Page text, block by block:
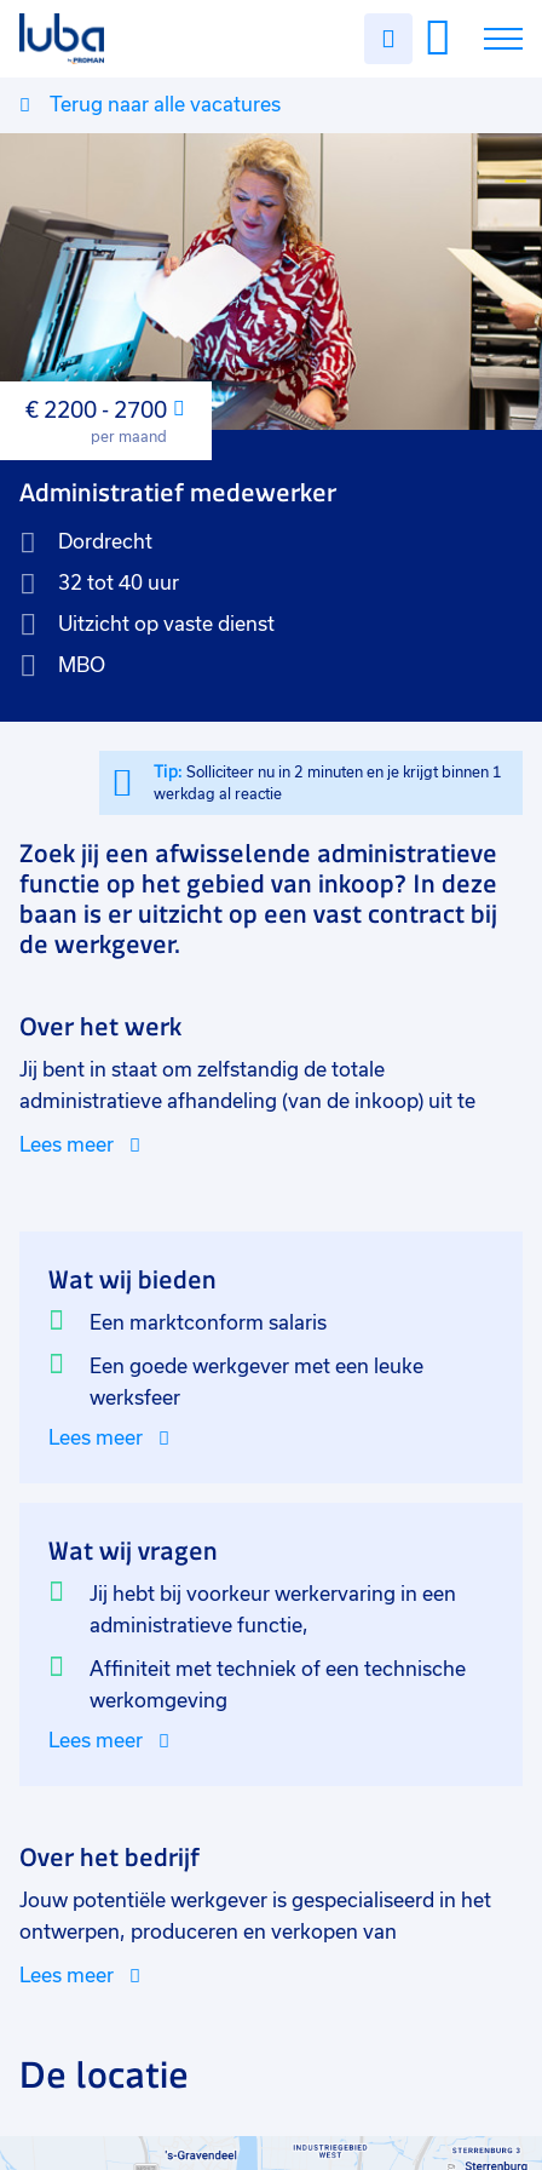
Uren
Vacatures
Voor werkgevers
Contact
Terug naar alle vacatures
Maand
€ 2200 - 2700
per maand
Administratief medewerker
Dordrecht
32 tot 40 uur
Uitzicht op vaste dienst
MBO
Tip: Solliciteer nu in 2 minuten en je krijgt binnen 1
werkdag al reactie
Zoek jij een afwisselende administratieve
functie op het gebied van inkoop? In deze
baan is er uitzicht op een vast contract bij
de werkgever.
Over het werk
Jij bent in staat om zelfstandig de totale
administratieve afhandeling (van de inkoop) uit te
voeren. Hieronder valt het plaatsen van orders,
van productieplanning, voorraadsysteem bijhouden
en alle andere voorkomende werkzaamheden.
Lees meer
Wat wij bieden
Een marktconform salaris
Een goede werkgever met een leuke
werksfeer
Lees meer
Wat wij vragen
Jij hebt bij voorkeur werkervaring in een
administratieve functie,
Affiniteit met techniek of een technische
werkomgeving
Lees meer
Over het bedrijf
Jouw potentiële werkgever is gespecialiseerd in het
ontwerpen, produceren en verkopen van
thermokoppelverbindingen voor de meet- en
behoren tot de top 5 van de wereld. Door een beleid
van hoge kwaliteitsproducten gekoppeld aan een zeer
de hele wereld te leveren. Het bedrijf heeft een zeer
Lees meer
De locatie